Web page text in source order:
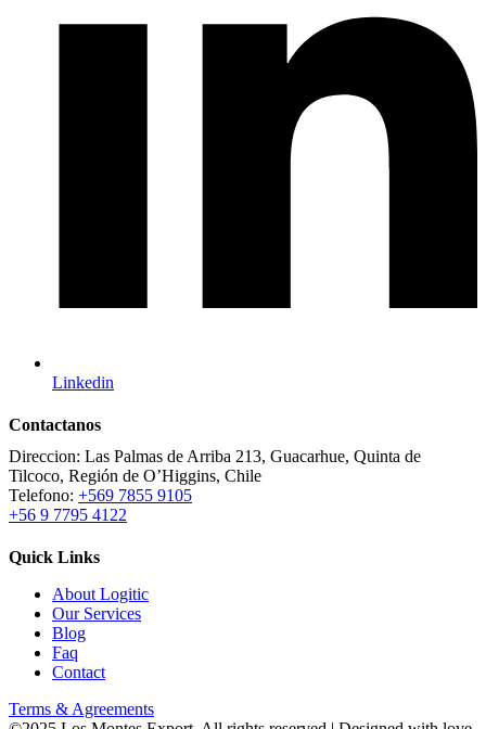
Linkedin
Contactanos
Direccion: Las Palmas de Arriba 213, Guacarhue, Quinta de
Tilcoco, Región de O’Higgins, Chile
Telefono: +569 7855 9105
+56 9 7795 4122
Quick Links
About Logitic
Our Services
Blog
Faq
Contact
Terms & Agreements